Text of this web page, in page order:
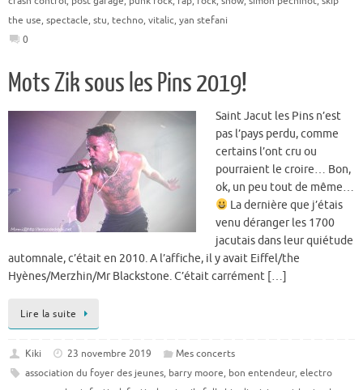
the use, spectacle, stu, techno, vitalic, yan stefani
0
Mots Zik sous les Pins 2019!
Saint Jacut les Pins n’est
pas l’pays perdu, comme
certains l’ont cru ou
pourraient le croire… Bon,
ok, un peu tout de même…
La dernière que j’étais
venu déranger les 1700
jacutais dans leur quiétude
automnale, c’était en 2010. A l’affiche, il y avait Eiffel/the
Hyènes/Merzhin/Mr Blackstone. C’était carrément […]
Lire la suite
Kiki 23 novembre 2019
Mes concerts
association du foyer des jeunes, barry moore, bon entendeur, electro